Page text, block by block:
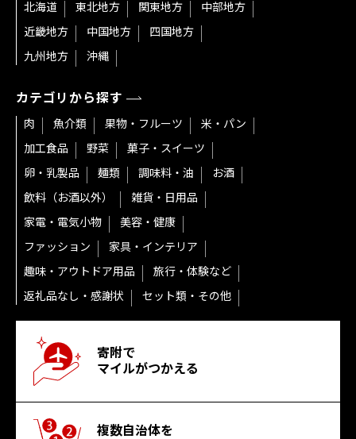
北海道 東北地方 関東地方
中部地方
近畿地方
中国地方
四国地方
九州地方
沖縄
カテゴリから探す
肉 魚介類 果物・フルーツ
米・パン
加工食品
野菜
菓子・スイーツ
卵・乳製品
麺類 調味料・油
お酒
飲料（お酒以外）
雑貨・日用品
家電・電気小物
美容・健康
ファッション
家具・インテリア
趣味・アウトドア用品
旅行・体験など
返礼品なし・感謝状
セット類・その他
寄附で
マイルがつかえる
複数自治体を